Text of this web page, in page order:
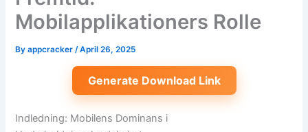
Mobilapplikationers Rolle
Byappcracker/April 26, 2025
Generate Download Link
Indledning: Mobilens Dominans i